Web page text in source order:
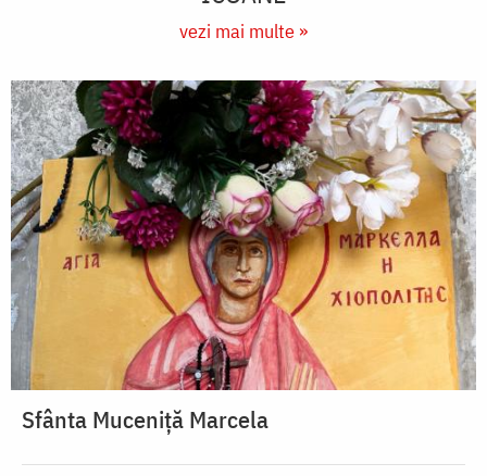
vezi mai multe »
Sfânta Muceniță Marcela